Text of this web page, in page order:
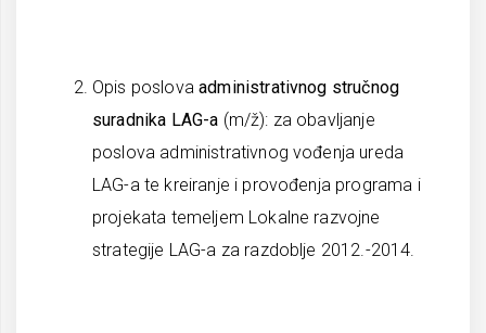
Opis poslovaadministrativnog stručnog
suradnika LAG-a (m/ž): za obavljanje
poslova administrativnog vođenja ureda
LAG-a te kreiranje i provođenja programa i
projekata temeljem Lokalne razvojne
strategije LAG-a za razdoblje 2012.-2014.